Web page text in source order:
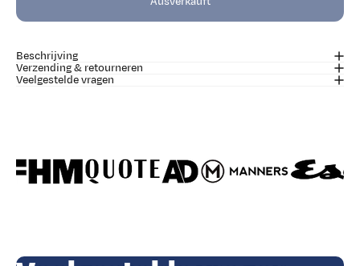
Beschrijving
Verzending & retourneren
Veelgestelde vragen